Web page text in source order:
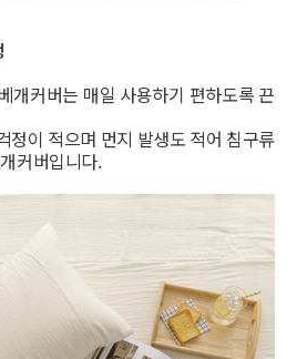
개커버는 매일 사용하기 편하도록 끈
정이 적으며 먼지 발생도 적어 침구류
커버입니다.